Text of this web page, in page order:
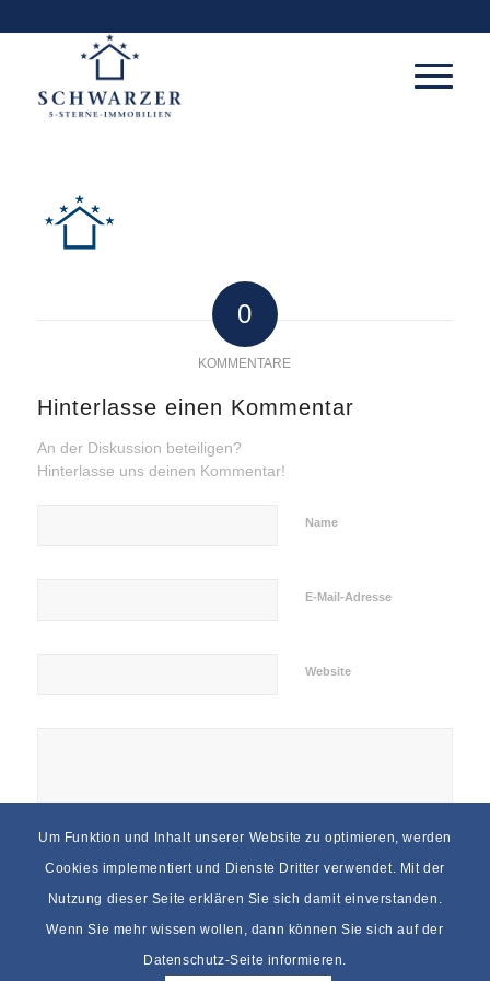
0
KOMMENTARE
Hinterlasse einen Kommentar
An der Diskussion beteiligen?
Hinterlasse uns deinen Kommentar!
Name
E-Mail-Adresse
Website
Um Funktion und Inhalt unserer Website zu optimieren, werden
Cookies implementiert und Dienste Dritter verwendet. Mit der
Nutzung dieser Seite erklären Sie sich damit einverstanden.
Wenn Sie mehr wissen wollen, dann können Sie sich auf der
Datenschutz-Seite informieren.